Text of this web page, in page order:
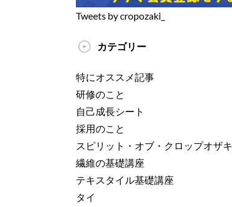
Tweets by cropozaki_
カテゴリー
特にオススメ記事
研修のこと
自己成長シート
採用のこと
スピリット・オブ・クロップオザキ
繊維の基礎講座
テキスタイル基礎講座
タイ